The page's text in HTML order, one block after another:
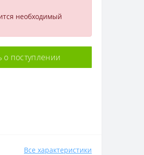
необходимый
о поступлении
Все характеристики